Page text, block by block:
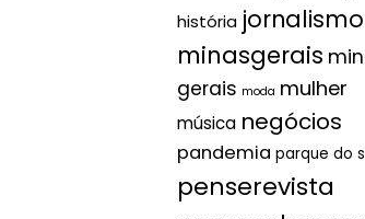
história jornalismo
minasgerais
gerais moda mulher
música negócios
pandemia parque do
penserevista